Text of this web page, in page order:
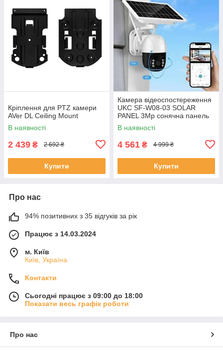
Кріплення для PTZ камери
AVer DL Ceiling Mount
В наявності
2 439 ₴ 2 692 ₴
Купити
Камера відеоспостереження
UKC SF-W08-03 SOLAR
PANEL 3Mp сонячна панель
В наявності
4 561 ₴ 4 999 ₴
Купити
Про нас
94% позитивних з 35 відгуків за рік
Працює з 14.03.2024
м. Київ
Київ, Україна
Контакти
Сьогодні працює з 09:00 до 18:00
Показати весь графік роботи
Про нас